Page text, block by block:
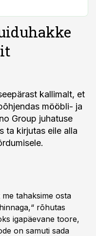
kallimalt, et
mööbli- ja
Group juhatuse
ta kirjutas eile alla
tahaksime osta
rõhutas
igapäevane toore,
on samuti sada